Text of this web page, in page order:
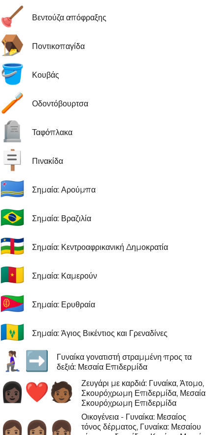
🪠 Βεντούζα απόφραξης
🪤 Ποντικοπαγίδα
🪣 Κουβάς
🪥 Οδοντόβουρτσα
🪦 Ταφόπλακα
🪧 Πινακίδα
🇦🇼 Σημαία: Αρούμπα
🇧🇷 Σημαία: Βραζιλία
🇨🇫 Σημαία: Κεντροαφρικανική Δημοκρατία
🇨🇲 Σημαία: Καμερούν
🇪🇷 Σημαία: Ερυθραία
🇻🇨 Σημαία: Άγιος Βικέντιος και Γρεναδίνες
🧎🏽‍♀️‍➡️
Γυναίκα γονατιστή στραμμένη προς τα
δεξιά: Μεσαία Επιδερμίδα
👩🏿‍❤️‍🧑🏾
Ζευγάρι με καρδιά: Γυναίκα, Άτομο,
Σκουρόχρωμη Επιδερμίδα, Μεσαία
Σκουρόχρωμη Επιδερμίδα
Οικογένεια - Γυναίκα: Μεσαίος
τόνος δέρματος, Γυναίκα: Μεσαίου